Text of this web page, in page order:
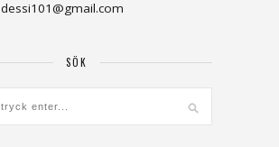
dessi101@gmail.com
SÖK